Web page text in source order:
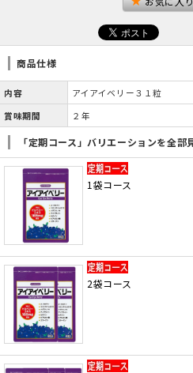
商品仕様
内容
アイアイベリー３１粒
賞味期間
２年
「定期コース」バリエーションを全部
1袋コース
2袋コース